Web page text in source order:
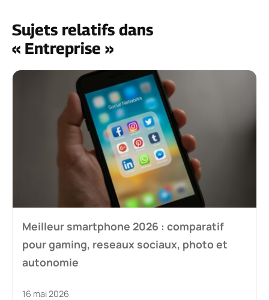
Sujets relatifs dans
« Entreprise »
Meilleur smartphone 2026 : comparatif
pour gaming, reseaux sociaux, photo et
autonomie
16 mai 2026